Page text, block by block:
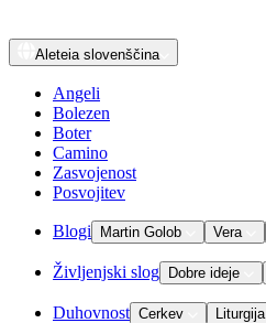
Aleteia slovenščina
Angeli
Bolezen
Boter
Camino
Zasvojenost
Posvojitev
Blogi Martin Golob Vera
Življenjski slog Dobre ideje
Duhovnost Cerkev Liturgija